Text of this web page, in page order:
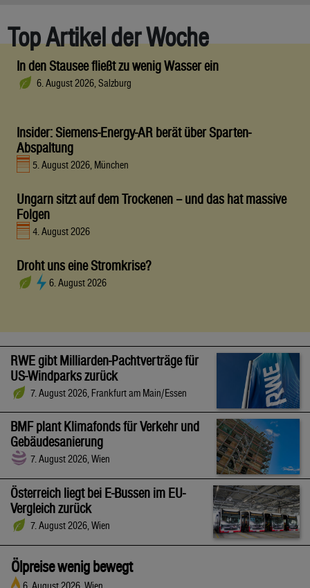
Top Artikel der Woche
In den Stausee fließt zu wenig Wasser ein
6. August 2026, Salzburg
Insider: Siemens-Energy-AR berät über Sparten-
Abspaltung
5. August 2026, München
Ungarn sitzt auf dem Trockenen – und das hat massive
Folgen
4. August 2026
Droht uns eine Stromkrise?
6. August 2026
RWE gibt Milliarden-Pachtverträge für
US-Windparks zurück
7. August 2026, Frankfurt am Main/Essen
BMF plant Klimafonds für Verkehr und
Gebäudesanierung
7. August 2026, Wien
Österreich liegt bei E-Bussen im EU-
Vergleich zurück
7. August 2026, Wien
Ölpreise wenig bewegt